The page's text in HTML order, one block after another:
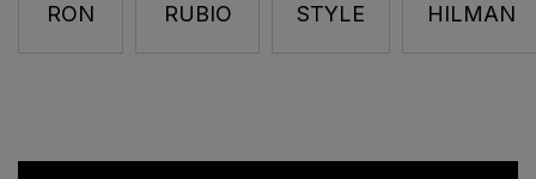
RON
RUBIO
STYLE
HILMAN